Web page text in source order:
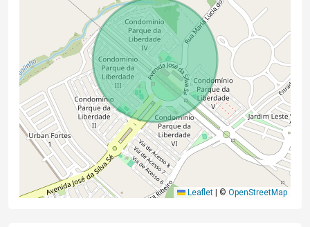
Leaflet © OpenStreetMap